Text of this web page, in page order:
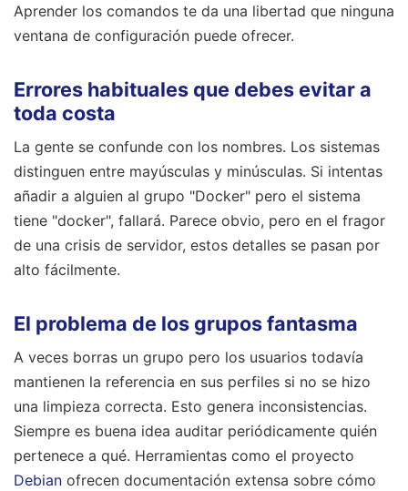
Aprender los comandos te da una libertad que ninguna
ventana de configuración puede ofrecer.
Errores habituales que debes evitar a
toda costa
La gente se confunde con los nombres. Los sistemas
distinguen entre mayúsculas y minúsculas. Si intentas
añadir a alguien al grupo "Docker" pero el sistema
tiene "docker", fallará. Parece obvio, pero en el fragor
de una crisis de servidor, estos detalles se pasan por
alto fácilmente.
El problema de los grupos fantasma
A veces borras un grupo pero los usuarios todavía
mantienen la referencia en sus perfiles si no se hizo
una limpieza correcta. Esto genera inconsistencias.
Siempre es buena idea auditar periódicamente quién
pertenece a qué. Herramientas como el proyecto
Debian ofrecen documentación extensa sobre cómo